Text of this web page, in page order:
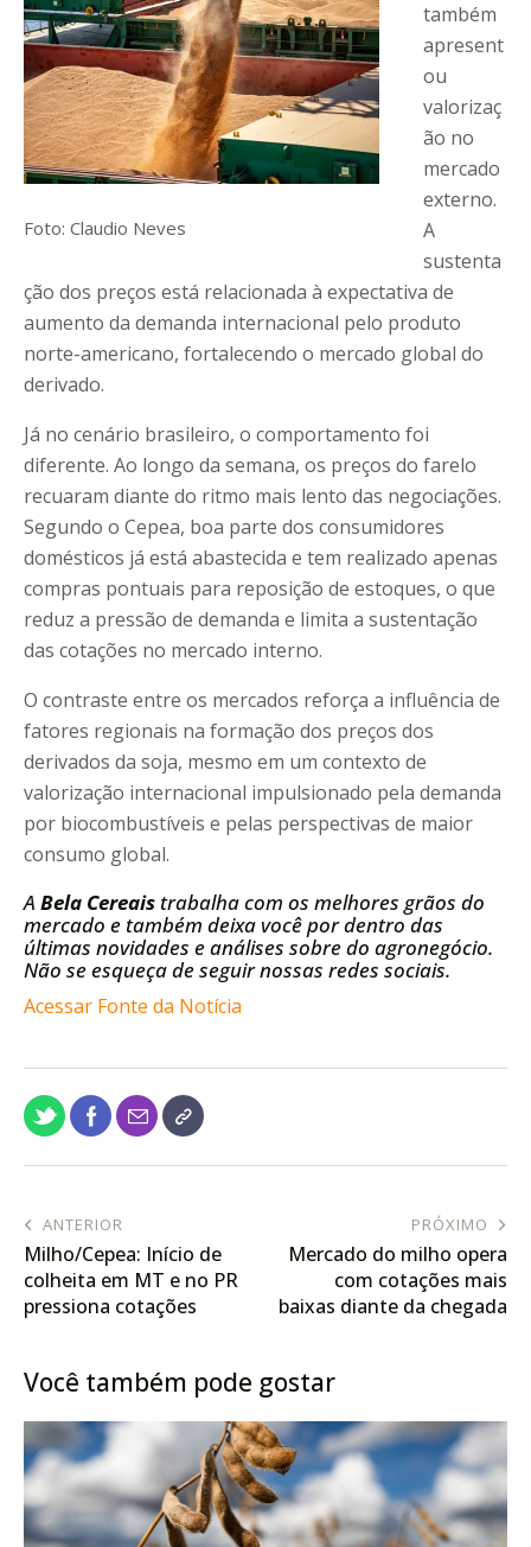
Foto: Claudio Neves
também
apresent
ou
valorizaç
ão no
mercado
externo.
A
sustenta
ção dos preços está relacionada à expectativa de
aumento da demanda internacional pelo produto
norte-americano, fortalecendo o mercado global do
derivado.
Já no cenário brasileiro, o comportamento foi
diferente. Ao longo da semana, os preços do farelo
recuaram diante do ritmo mais lento das negociações.
Segundo o Cepea, boa parte dos consumidores
domésticos já está abastecida e tem realizado apenas
compras pontuais para reposição de estoques, o que
reduz a pressão de demanda e limita a sustentação
das cotações no mercado interno.
O contraste entre os mercados reforça a influência de
fatores regionais na formação dos preços dos
derivados da soja, mesmo em um contexto de
valorização internacional impulsionado pela demanda
por biocombustíveis e pelas perspectivas de maior
consumo global.
A Bela Cereais trabalha com os melhores grãos do
mercado e também deixa você por dentro das
últimas novidades e análises sobre do agronegócio.
Não se esqueça de seguir nossas redes sociais.
Acessar Fonte da Notícia
ANTERIOR
Milho/Cepea: Início de
colheita em MT e no PR
pressiona cotações
PRÓXIMO
Mercado do milho opera
com cotações mais
baixas diante da chegada
Você também pode gostar